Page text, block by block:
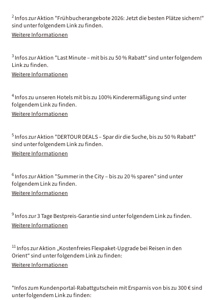
2 Infos zur Aktion "Frühbucherangebote 2026: Jetzt die besten Plätze sichern!"
sind unter folgendem Link zu finden.
Weitere Informationen
3 Infos zur Aktion "Last Minute – mit bis zu 50 % Rabatt" sind unter folgendem
Link zu finden.
Weitere Informationen
4 Infos zu unseren Hotels mit bis zu 100% Kinderermäßigung sind unter
folgendem Link zu finden.
Weitere Informationen
5 Infos zur Aktion "DERTOUR DEALS – Spar dir die Suche, bis zu 50 % Rabatt"
sind unter folgendem Link zu finden.
Weitere Informationen
6 Infos zur Aktion "Summer in the City – bis zu 20 % sparen" sind unter
folgendem Link zu finden.
Weitere Informationen
9 Infos zur 3 Tage Bestpreis-Garantie sind unter folgendem Link zu finden.
Weitere Informationen
11 Infos zur Aktion „Kostenfreies Flexpaket-Upgrade bei Reisen in den
Orient“ sind unter folgendem Link zu finden:
Weitere Informationen
*Infos zum Kundenportal-Rabattgutschein mit Ersparnis von bis zu 300 € sind
unter folgendem Link zu finden: